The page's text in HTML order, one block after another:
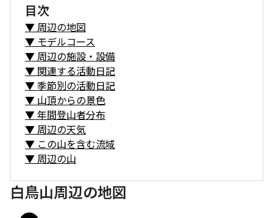
目次
▼ 周辺の地図
▼ モデルコース
▼ 周辺の施設・設備
▼ 関連する活動日記
▼季節別の活動日記
▼ 山頂からの景色
▼年間登山者分布
▼ 周辺の天気
▼ この山を含む流域
▼ 周辺の山
白鳥山周辺の地図